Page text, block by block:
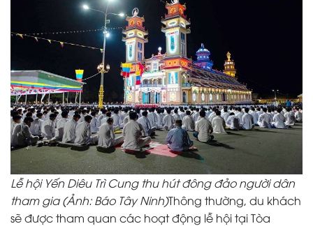
Lễ hội Yến Diêu Trì Cung thu hút đông đảo người dân
tham gia (Ảnh: Báo Tây Ninh)Thông thường, du khách
sẽ được tham quan các hoạt động lễ hội tại Tòa